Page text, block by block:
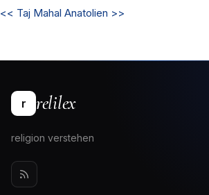
<< Taj Mahal Anatolien >>
r relilex
religion verstehen